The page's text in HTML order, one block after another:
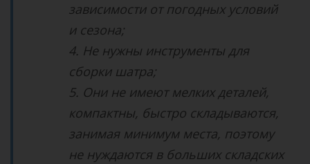
зависимости от погодных условий
и сезона;
4. Не нужны инструменты для
сборки шатра;
5. Они не имеют мелких деталей,
компактны, быстро складываются,
занимая минимум места, поэтому
не нуждаются в больших складских